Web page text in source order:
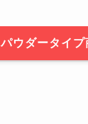
パウダータイプ